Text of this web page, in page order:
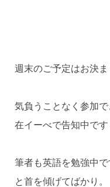
週末のご予定はお決
気負うことなく参加
在イーべで告知中です
筆者も英語を勉強中
と首を傾げてばかり。